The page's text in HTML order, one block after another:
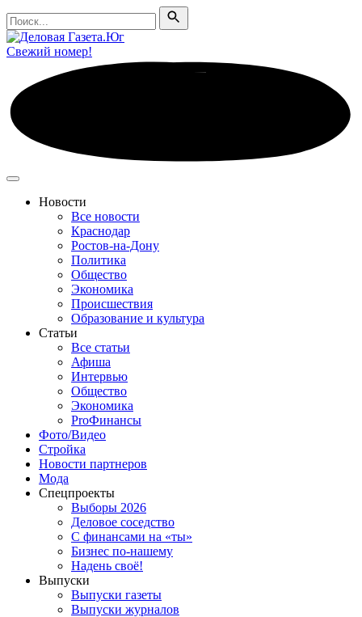
Поиск
Поиск
Свежий номер!
Новости
Все новости
Краснодар
Ростов-на-Дону
Политика
Общество
Экономика
Происшествия
Образование и культура
Статьи
Все статьи
Афиша
Интервью
Общество
Экономика
ProФинансы
Фото/Видео
Стройка
Новости партнеров
Мода
Спецпроекты
Выборы 2026
Деловое соседство
С финансами на «ты»
Бизнес по-нашему
Надень своё!
Выпуски
Выпуски газеты
Выпуски журналов